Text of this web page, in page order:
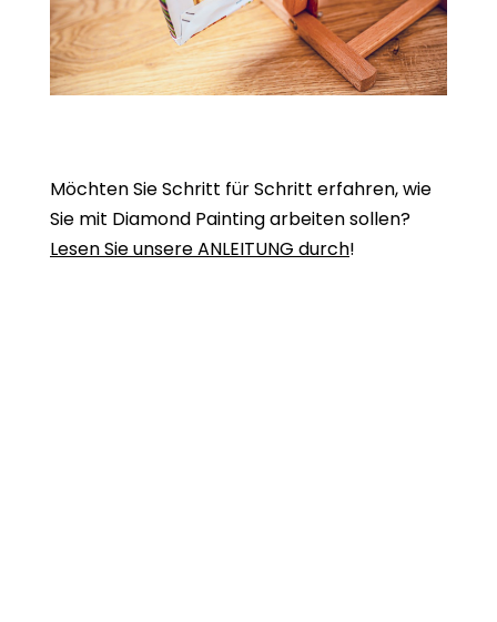
Möchten Sie Schritt für Schritt erfahren, wie
Sie mit Diamond Painting arbeiten sollen?
Lesen Sie unsere ANLEITUNG durch!